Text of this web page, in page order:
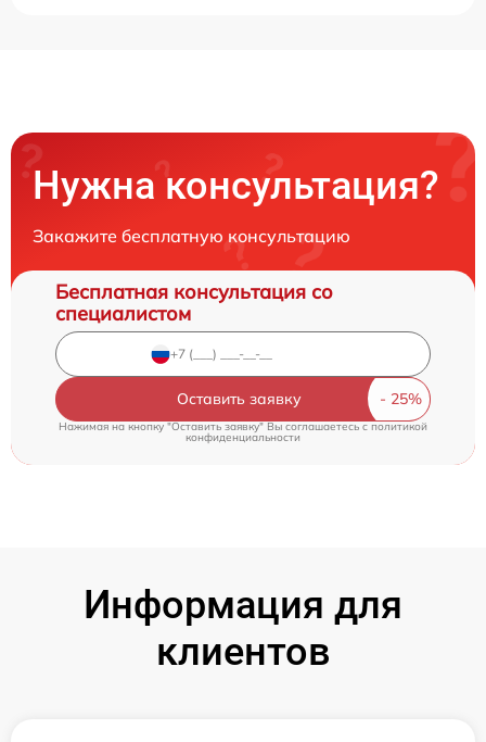
Нужна консультация?
Закажите бесплатную консультацию
Бесплатная консультация со
специалистом
Оставить заявку
Нажимая на кнопку "Оставить заявку" Вы соглашаетесь cполитикой
конфиденциальности
Информация для
клиентов